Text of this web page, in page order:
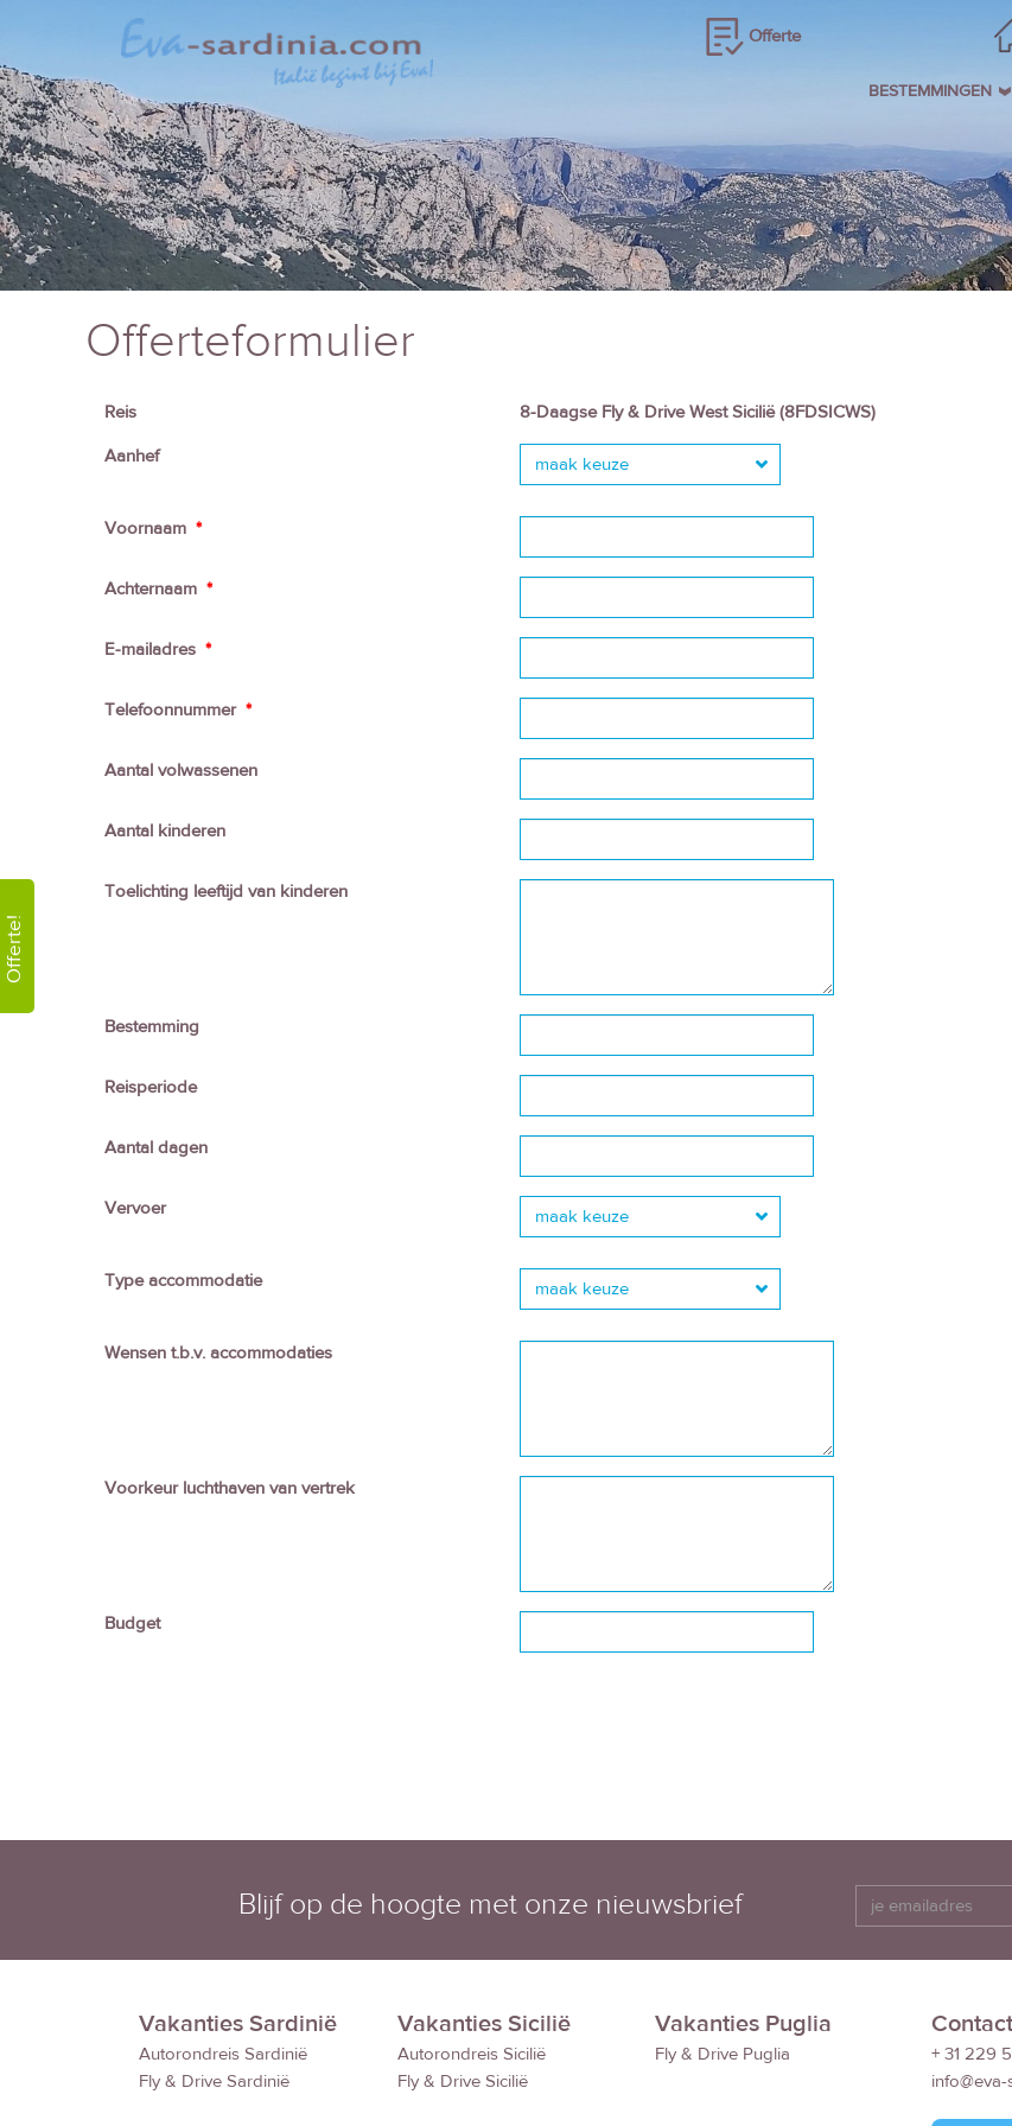
Offerte!
Offerte
BESTEMMINGEN
Offerteformulier
Reis
8-Daagse Fly & Drive West Sicilië (8FDSICWS)
Aanhef
maak keuze
Voornaam *
Achternaam *
E-mailadres *
Telefoonnummer *
Aantal volwassenen
Aantal kinderen
Toelichting leeftijd van kinderen
Bestemming
Reisperiode
Aantal dagen
Vervoer maak keuze
Type accommodatie maak keuze
Wensen t.b.v. accommodaties
Voorkeur luchthaven van vertrek
Budget
Blijf op de hoogte met onze nieuwsbrief
Vakanties Sardinië
Autorondreis Sardinië
Fly & Drive Sardinië
Vakanties Sicilië
Autorondreis Sicilië
Fly & Drive Sicilië
Vakanties Puglia
Fly & Drive Puglia
Contact
+ 31 229